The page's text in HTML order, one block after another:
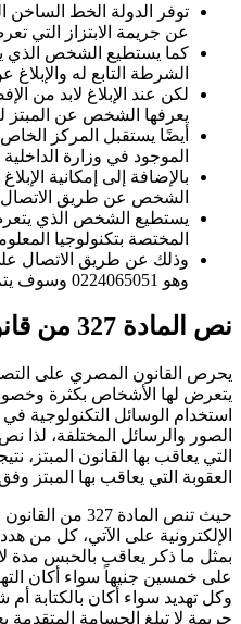
توفر الدولة الخط
عن جريمة الابتزاز التي
كما يستطيع الشخص الذي
الشرطة التابع له
لكن عند الإبلاغ لابد من
يعرفها الشخص عن المبتز
أيضًا يستقبل المركز الخاص
الموجود في وزارة الداخلية
بالإضافة إلى إمكانية
الشخص عن طريق الاتصال على
يستطيع الشخص الذي يتعرض
المختصة بتكنولوجيا
وذلك عن طريق الاتصال
وهو 0224065051 وسوف يتم التعامل مع المبتز.
نص المادة 327 من قانون العقوبات المصري
يحرص القانون المصري على
يتعرض لها الأشخاص بكثرة
استخدام الوسائل التكنولوجية
الصور والرسائل المختلفة، لذا
التي يعاقب بها القانون المبتز،
العقوبة التي يعاقب بها المبتز
حيث تنص المادة
الإلكترونية على الآتي، كل من
بمثل ما ذكر يعاقب بالحبس مدة
على خمسين جنيهاً سواء أكان
وكل تهديد سواء أكان بالكتابة
جريمة لا تبلغ الجسامة المتقدمة